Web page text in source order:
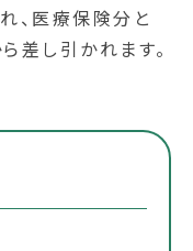
、医療保険分と
差し引かれます。